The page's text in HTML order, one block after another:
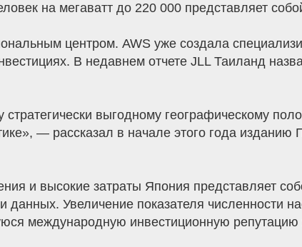
на мегаватт до 220 000 представляет
центром. AWS уже создала
В недавнем отчете JLL Таиланд
стратегически выгодному географическому
— рассказал в начале этого года изданию
и высокие затраты Япония представляет
данных. Увеличение показателя численности
международную инвестиционную